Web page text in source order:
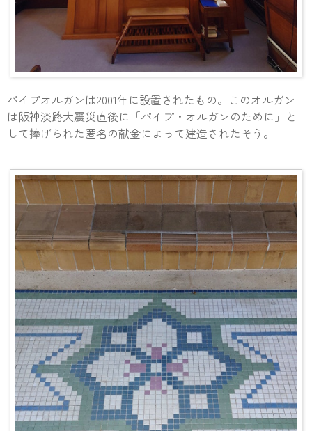
パイプオルガンは2001年に設置されたもの。このオルガン
は阪神淡路大震災直後に「パイプ・オルガンのために」と
して捧げられた匿名の献金によって建造されたそう。